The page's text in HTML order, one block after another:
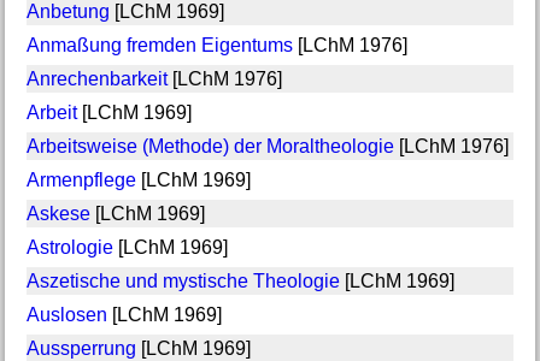
Anbetung [LChM 1969]
Anmaßung fremden Eigentums[LChM 1976]
Anrechenbarkeit[LChM 1976]
Arbeit[LChM 1969]
Arbeitsweise (Methode) der Moraltheologie[LChM 1976]
Armenpflege[LChM 1969]
Askese[LChM 1969]
Astrologie[LChM 1969]
Aszetische und mystische Theologie[LChM 1969]
Auslosen [LChM 1969]
Aussperrung [LChM 1969]